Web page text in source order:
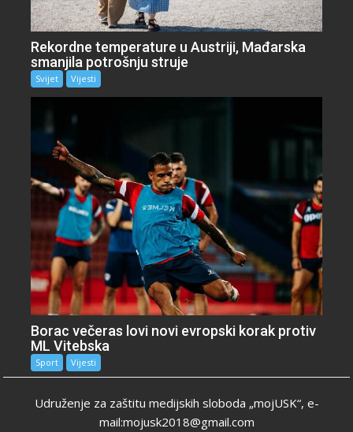
Rekordne temperature u Austriji, Mađarska
smanjila potrošnju struje
Svijet Vijesti
Borac večeras lovi novi evropski korak protiv
ML Vitebska
Sport Vijesti
Udruženje za zaštitu medijskih sloboda „mojUSK“, e-
mail:mojusk2018@gmail.com